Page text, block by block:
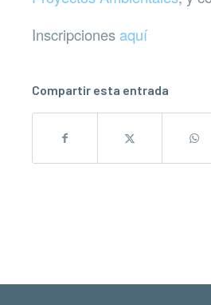
Inscripciones aquí
Compartir esta entrada